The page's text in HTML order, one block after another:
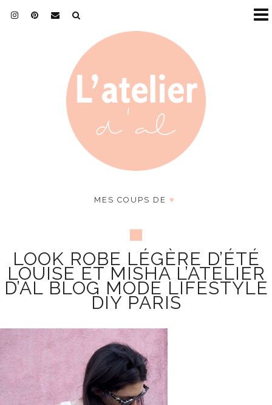
MES COUPS DE ♥
LOOK ROBE LÉGÈRE D’ÉTÉ
LOUISE ET MISHA L’ATELIER
D’AL BLOG MODE LIFESTYLE
DIY PARIS